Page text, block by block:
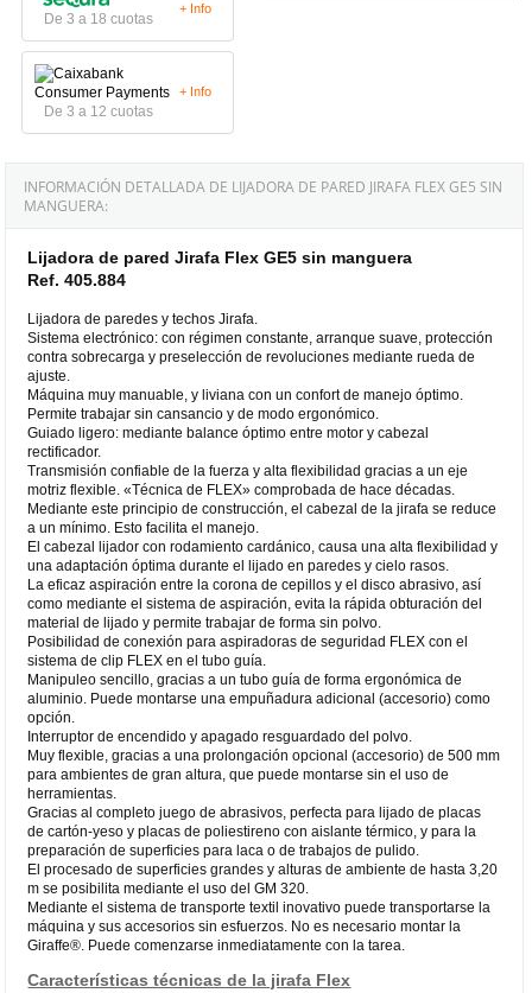
De 3 a 18 cuotas
+ Info
De 3 a 12 cuotas
+ Info
INFORMACIÓN DETALLADA DE LIJADORA DE PARED JIRAFA FLEX GE5 SIN
MANGUERA:
Lijadora de pared Jirafa Flex GE5 sin manguera
Ref. 405.884
Lijadora de paredes y techos Jirafa.
Sistema electrónico: con régimen constante, arranque suave, protección
contra sobrecarga y preselección de revoluciones mediante rueda de
ajuste.
Máquina muy manuable, y liviana con un confort de manejo óptimo.
Permite trabajar sin cansancio y de modo ergonómico.
Guiado ligero: mediante balance óptimo entre motor y cabezal
rectificador.
Transmisión confiable de la fuerza y alta flexibilidad gracias a un eje
motriz flexible. «Técnica de FLEX» comprobada de hace décadas.
Mediante este principio de construcción, el cabezal de la jirafa se reduce
a un mínimo. Esto facilita el manejo.
El cabezal lijador con rodamiento cardánico, causa una alta flexibilidad y
una adaptación óptima durante el lijado en paredes y cielo rasos.
La eficaz aspiración entre la corona de cepillos y el disco abrasivo, así
como mediante el sistema de aspiración, evita la rápida obturación del
material de lijado y permite trabajar de forma sin polvo.
Posibilidad de conexión para aspiradoras de seguridad FLEX con el
sistema de clip FLEX en el tubo guía.
Manipuleo sencillo, gracias a un tubo guía de forma ergonómica de
aluminio. Puede montarse una empuñadura adicional (accesorio) como
opción.
Interruptor de encendido y apagado resguardado del polvo.
Muy flexible, gracias a una prolongación opcional (accesorio) de 500 mm
para ambientes de gran altura, que puede montarse sin el uso de
herramientas.
Gracias al completo juego de abrasivos, perfecta para lijado de placas
de cartón-yeso y placas de poliestireno con aislante térmico, y para la
preparación de superficies para laca o de trabajos de pulido.
El procesado de superficies grandes y alturas de ambiente de hasta 3,20
m se posibilita mediante el uso del GM 320.
Mediante el sistema de transporte textil inovativo puede transportarse la
máquina y sus accesorios sin esfuerzos. No es necesario montar la
Giraffe®. Puede comenzarse inmediatamente con la tarea.
Características técnicas de la jirafa Flex